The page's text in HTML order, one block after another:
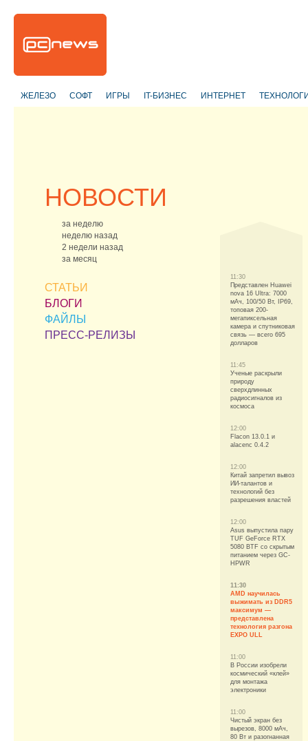
ЖЕЛЕЗО СОФТ ИГРЫ IT-БИЗНЕС ИНТЕРНЕТ
НОВОСТИ
за неделю
неделю назад
2 недели назад
за месяц
СТАТЬИ
БЛОГИ
ФАЙЛЫ
ПРЕСС-РЕЛИЗЫ
11:30
Представлен Huawei
nova 16 Ultra: 7000
мАч, 100/50 Вт, IP69,
топовая 200-
мегапиксельная
камера и спутниковая
связь — всего 695
долларов
11:45
Ученые раскрыли
природу
сверхдлинных
радиосигналов из
космоса
12:00
Flacon 13.0.1 и
alacenc 0.4.2
12:00
Китай запретил вывоз
ИИ-талантов и
технологий без
разрешения властей
12:00
Asus выпустила пару
TUF GeForce RTX
5080 BTF со скрытым
питанием через GC-
HPWR
11:30
AMD научилась
выжимать из DDR5
максимум —
представлена
технология разгона
EXPO ULL
11:00
В России изобрели
космический «клей»
для монтажа
электроники
11:00
Чистый экран без
вырезов, 8000 мАч,
80 Вт и разогнанная